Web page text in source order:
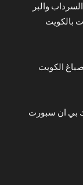
والبر
بالكويت
الكويت
بي ان سبورت